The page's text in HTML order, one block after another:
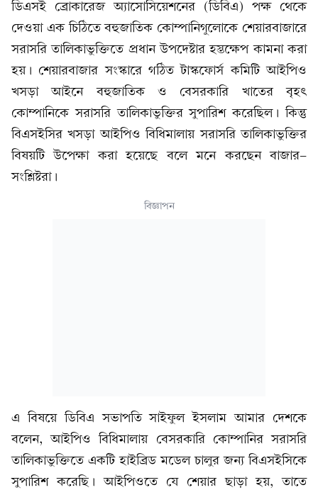
ডিএসই ব্রোকারেজ অ্যাসোসিয়েশনের (ডিবিএ) পক্ষ থেকে
দেওয়া এক চিঠিতে বহুজাতিক কোম্পানিগুলোকে শেয়ারবাজারে
সরাসরি তালিকাভুক্তিতে প্রধান উপদেষ্টার হস্তক্ষেপ কামনা করা
হয়। শেয়ারবাজার সংস্কারে গঠিত টাস্কফোর্স কমিটি আইপিও
খসড়া আইনে বহুজাতিক ও বেসরকারি খাতের বৃহৎ
কোম্পানিকে সরাসরি তালিকাভুক্তির সুপারিশ করেছিল। কিন্তু
বিএসইসির খসড়া আইপিও বিধিমালায় সরাসরি তালিকাভুক্তির
বিষয়টি উপেক্ষা করা হয়েছে বলে মনে করছেন বাজার-
সংশ্লিষ্টরা।
বিজ্ঞাপন
এ বিষয়ে ডিবিএ সভাপতি সাইফুল ইসলাম আমার দেশকে
বলেন, আইপিও বিধিমালায় বেসরকারি কোম্পানির সরাসরি
তালিকাভুক্তিতে একটি হাইব্রিড মডেল চালুর জন্য বিএসইসিকে
সুপারিশ করেছি। আইপিওতে যে শেয়ার ছাড়া হয়, তাতে